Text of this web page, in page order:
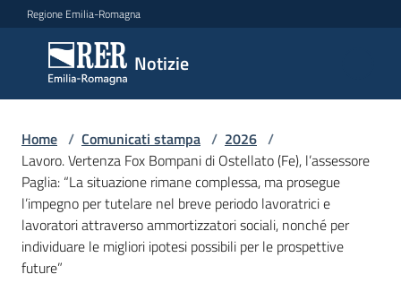
Vai al contenuto
Vai alla navigazione
Vai al footer
Regione Emilia-Romagna
Notizie
Notizie
Comunicati
stampa
Menu selezionato
Cerca
un
comunicato
Home / Comunicati stampa / 2026 /
Lavoro. Vertenza Fox Bompani di Ostellato (Fe), l’assessore
Paglia: “La situazione rimane complessa, ma prosegue
l’impegno per tutelare nel breve periodo lavoratrici e
lavoratori attraverso ammortizzatori sociali, nonché per
individuare le migliori ipotesi possibili per le prospettive
future”